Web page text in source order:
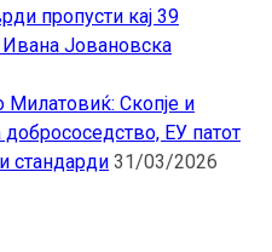
пропусти кај 39
Ивана Јовановска
Скопје и
ЕУ патот
стандарди 31/03/2026